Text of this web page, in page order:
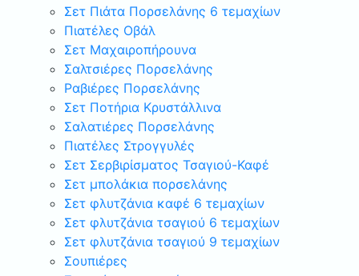
Σετ Πιάτα Πορσελάνης 6 τεμαχίων
Πιατέλες Οβάλ
Σετ Μαχαιροπήρουνα
Σαλτσιέρες Πορσελάνης
Ραβιέρες Πορσελάνης
Σετ Ποτήρια Κρυστάλλινα
Σαλατιέρες Πορσελάνης
Πιατέλες Στρογγυλές
Σετ Σερβιρίσματος Τσαγιού-Καφέ
Σετ μπολάκια πορσελάνης
Σετ φλυτζάνια καφέ 6 τεμαχίων
Σετ φλυτζάνια τσαγιού 6 τεμαχίων
Σετ φλυτζάνια τσαγιού 9 τεμαχίων
Σουπιέρες